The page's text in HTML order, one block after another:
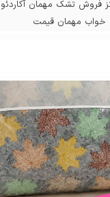
فروش تشک مهمان
مهمان قیمت